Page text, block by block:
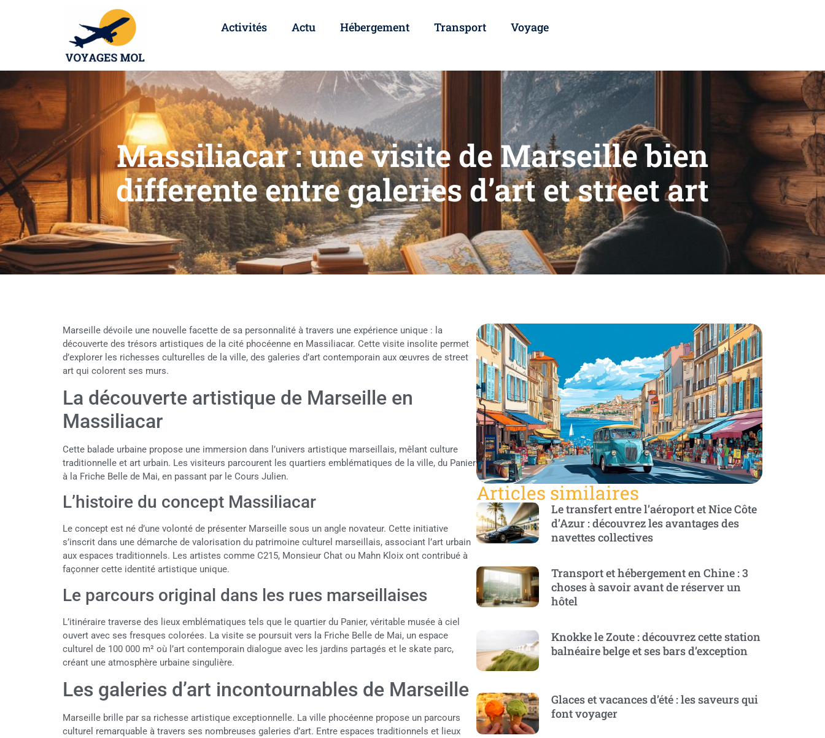
Activités Actu Hébergement Transport Voyage
Massiliacar : une visite de Marseille bien
differente entre galeries d’art et street art
Marseille dévoile une nouvelle facette de sa personnalité à travers une expérience unique : la
découverte des trésors artistiques de la cité phocéenne en Massiliacar. Cette visite insolite permet
d’explorer les richesses culturelles de la ville, des galeries d’art contemporain aux œuvres de street
art qui colorent ses murs.
La découverte artistique de Marseille en
Massiliacar
Cette balade urbaine propose une immersion dans l’univers artistique marseillais, mêlant culture
traditionnelle et art urbain. Les visiteurs parcourent les quartiers emblématiques de la ville, du Panier
à la Friche Belle de Mai, en passant par le Cours Julien.
L’histoire du concept Massiliacar
Le concept est né d’une volonté de présenter Marseille sous un angle novateur. Cette initiative
s’inscrit dans une démarche de valorisation du patrimoine culturel marseillais, associant l’art urbain
aux espaces traditionnels. Les artistes comme C215, Monsieur Chat ou Mahn Kloix ont contribué à
façonner cette identité artistique unique.
Le parcours original dans les rues marseillaises
L’itinéraire traverse des lieux emblématiques tels que le quartier du Panier, véritable musée à ciel
ouvert avec ses fresques colorées. La visite se poursuit vers la Friche Belle de Mai, un espace
culturel de 100 000 m² où l’art contemporain dialogue avec les jardins partagés et le skate parc,
créant une atmosphère urbaine singulière.
Les galeries d’art incontournables de Marseille
Marseille brille par sa richesse artistique exceptionnelle. La ville phocéenne propose un parcours
culturel remarquable à travers ses nombreuses galeries d’art. Entre espaces traditionnels et lieux
Articles similaires
Le transfert entre l’aéroport et Nice Côte
d’Azur : découvrez les avantages des
navettes collectives
Transport et hébergement en Chine : 3
choses à savoir avant de réserver un
hôtel
Knokke le Zoute : découvrez cette station
balnéaire belge et ses bars d’exception
Glaces et vacances d’été : les saveurs qui
font voyager